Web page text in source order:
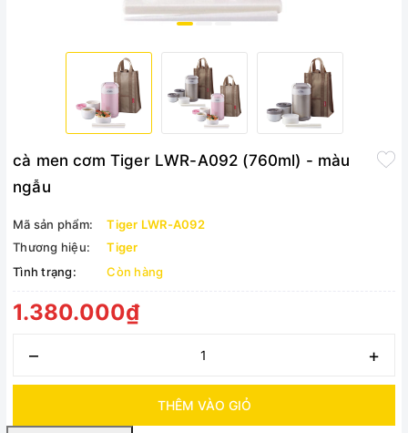
cà men cơm Tiger LWR-A092 (760ml) - màu
ngẫu
Mã sản phẩm:
Tiger LWR-A092
Thương hiệu:
Tiger
Tình trạng:
Còn hàng
1.380.000₫
– +
THÊM VÀO GIỎ